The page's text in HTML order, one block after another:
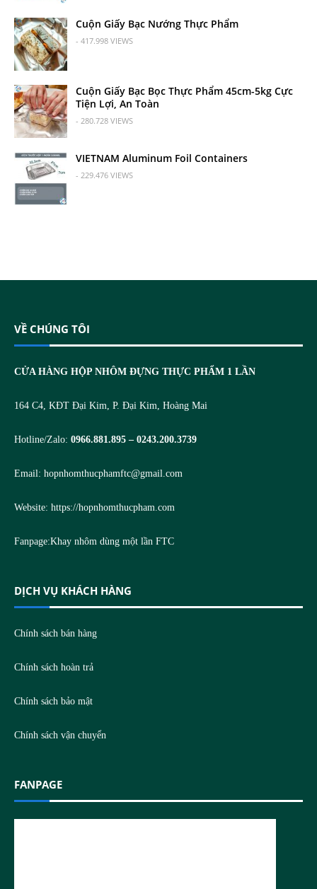
Cuộn Giấy Bạc Nướng Thực Phẩm
- 417.998 VIEWS
Cuộn Giấy Bạc Bọc Thực Phẩm 45cm-5kg Cực
Tiện Lợi, An Toàn
- 280.728 VIEWS
VIETNAM Aluminum Foil Containers
- 229.476 VIEWS
VỀ CHÚNG TÔI
CỬA HÀNG HỘP NHÔM ĐỰNG THỰC PHẨM 1 LẦN
164 C4, KĐT Đại Kim, P. Đại Kim, Hoàng Mai
Hotline/Zalo: 0966.881.895 – 0243.200.3739
Email: hopnhomthucphamftc@gmail.com
Website: https://hopnhomthucpham.com
Fanpage:Khay nhôm dùng một lần FTC
DỊCH VỤ KHÁCH HÀNG
Chính sách bán hàng
Chính sách hoàn trả
Chính sách bảo mật
Chính sách vận chuyển
FANPAGE